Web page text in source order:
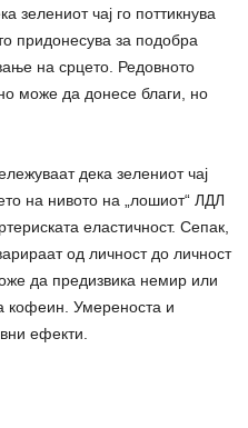
зелениот чај го поттикнува
придонесува за подобра
на срцето. Редовното
може да донесе благи, но
дека зелениот чај
на нивото на „лошиот“ ЛДЛ
еластичност. Сепак,
од личност до личност
да предизвика немир или
кофеин. Умереноста и
ефекти.